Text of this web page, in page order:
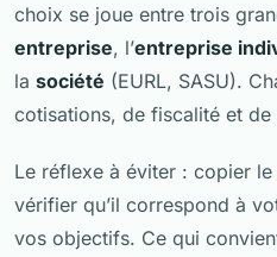
choix se joue entre trois
entreprise, l’entreprise
la société (EURL, SASU).
cotisations, de fiscalité et
Le réflexe à éviter : copier le
vérifier qu’il correspond à
vos objectifs. Ce qui